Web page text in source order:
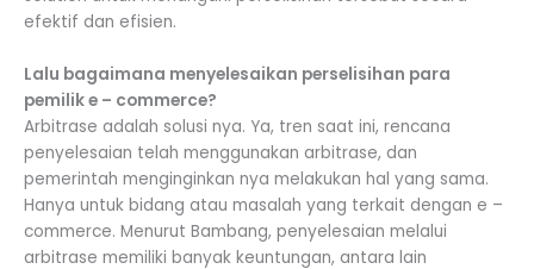
efektif dan efisien.
Lalu bagaimana menyelesaikan perselisihan para
pemilik e – commerce?
Arbitrase adalah solusi nya. Ya, tren saat ini, rencana
penyelesaian telah menggunakan arbitrase, dan
pemerintah menginginkan nya melakukan hal yang sama.
Hanya untuk bidang atau masalah yang terkait dengan e –
commerce. Menurut Bambang, penyelesaian melalui
arbitrase memiliki banyak keuntungan, antara lain